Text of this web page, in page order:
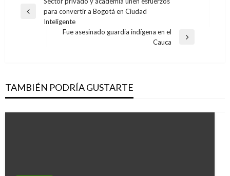
Navegación
de
Entrada
para convertir a Bogotá en Ciudad
Inteligente
Fue asesinado guardia indígena en el
Cauca
TAMBIÉN PODRÍA GUSTARTE